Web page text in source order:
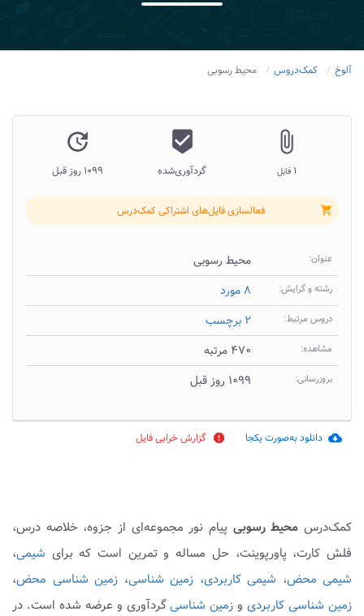
آلوخ کمک‌دروس محیط رسوبی
attach_file
۱ فایل
beenhere
گردآوری‌شده
update
۱۰۹۹ روز قبل
shopping_cart فعالسازی فایل‌های اشتراکی کمک‌درس
عنوان: محیط رسوبی
رشته و گرایش: ۸ مورد
دروس مرتبط: ۲ برچسب
مشاهده: ۴۷۰ مرتبه
بروزرسانی: ۱۰۹۹ روز قبل
cloud_download دانلود به‌صورت یکجا report گزارش خرابی فایل
کمک‌درس محیط رسوبی پیام نور مجموعه‌ای از جزوه، خلاصه درس،
فلش کارت، پاورپوینت، حل مساله و تمرین است که برای شیمی،
شیمی محض، شیمی کاربردی، زمین شناسی، زمین شناسی محض،
زمین شناسی کاربردیو زمین شناسیگردآوری و عرضه شده است. در